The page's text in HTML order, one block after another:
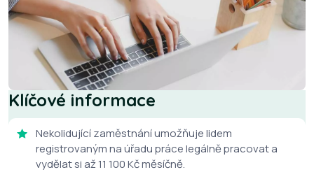
Klíčové informace
Nekolidující zaměstnání umožňuje lidem
registrovaným na úřadu práce legálně pracovat a
vydělat si až 11 100 Kč měsíčně.